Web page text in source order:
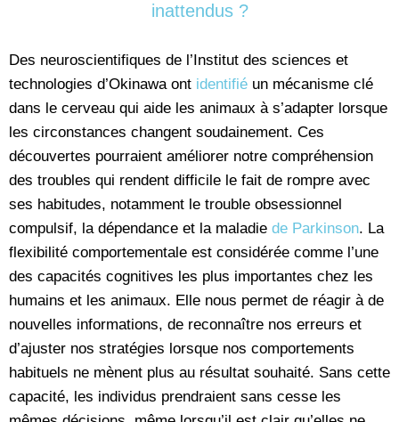
inattendus ?
Des neuroscientifiques de l’Institut des sciences et
technologies d’Okinawa ont identifié un mécanisme clé
dans le cerveau qui aide les animaux à s’adapter lorsque
les circonstances changent soudainement. Ces
découvertes pourraient améliorer notre compréhension
des troubles qui rendent difficile le fait de rompre avec
ses habitudes, notamment le trouble obsessionnel
compulsif, la dépendance et la maladie de Parkinson. La
flexibilité comportementale est considérée comme l’une
des capacités cognitives les plus importantes chez les
humains et les animaux. Elle nous permet de réagir à de
nouvelles informations, de reconnaître nos erreurs et
d’ajuster nos stratégies lorsque nos comportements
habituels ne mènent plus au résultat souhaité. Sans cette
capacité, les individus prendraient sans cesse les